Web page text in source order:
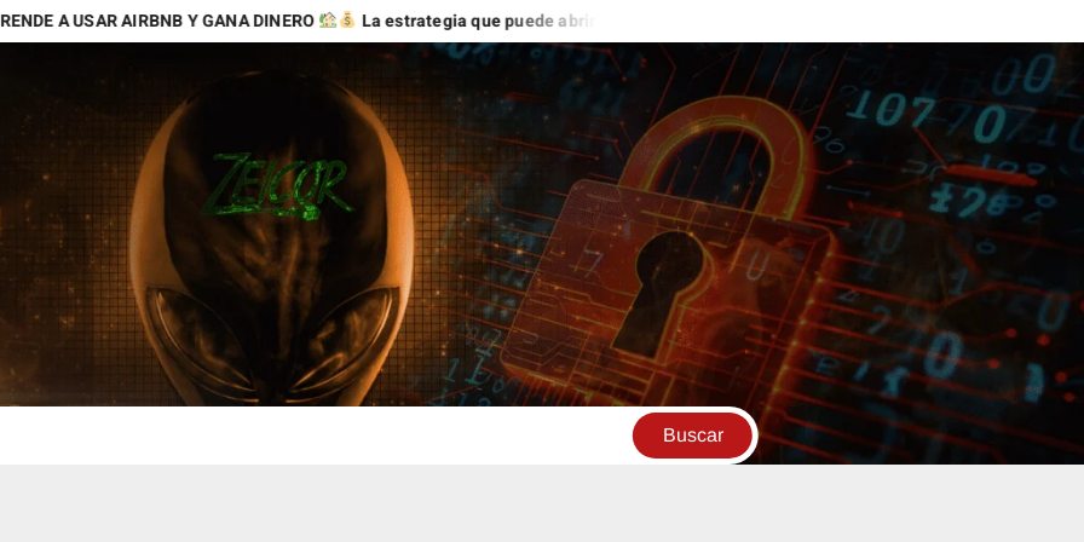
AIRBNB Y GANA DINERO La estrategia que puede abrirte nuevas oportunidades de ingresos